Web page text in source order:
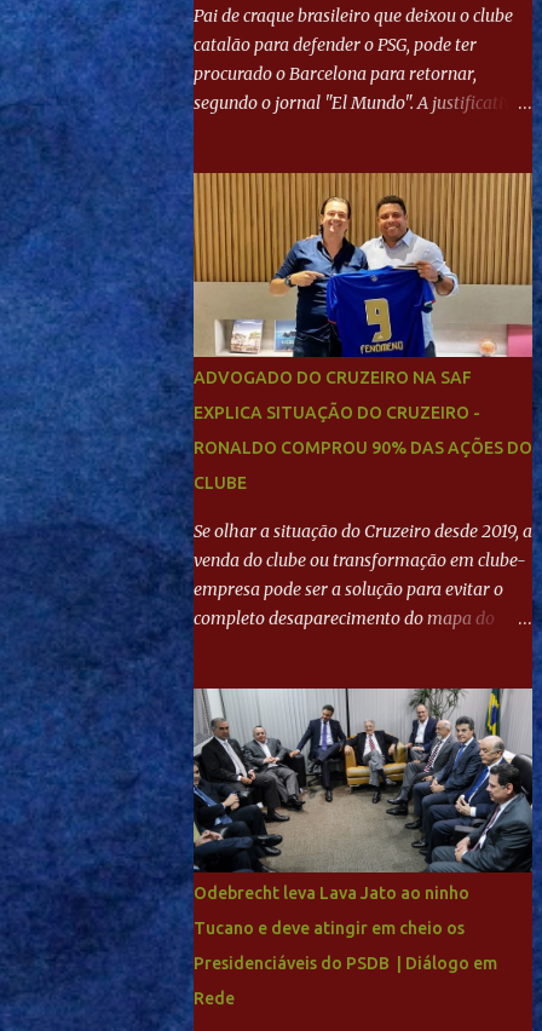
Pai de craque brasileiro que deixou o clube
catalão para defender o PSG, pode ter
procurado o Barcelona para retornar,
segundo o jornal "El Mundo". A justificativa
"Mundo Deportivo", o empresário, Neymar
Pai, negou NEYMAR NO BARCELONA?
Jornais internacional divulgam interesse do
jogador. Neymar Pai nega
ADVOGADO DO CRUZEIRO NA SAF
EXPLICA SITUAÇÃO DO CRUZEIRO -
RONALDO COMPROU 90% DAS AÇÕES DO
CLUBE
Se olhar a situação do Cruzeiro desde 2019, a
venda do clube ou transformação em clube-
empresa pode ser a solução para evitar o
completo desaparecimento do mapa do
de milhões agora seja mercantil. Segundo
apuração da Itatiaia, Fenômeno comprou
90% das ações por R$ 400 milhões. Aporte
feito imediatamente para pagamento de
dívidas emergenciais e investimentos no
departamento de futebol. O projeto
apresentado para a recuperação do
Ronaldo sendo solidário à dívida de R$ 1
bilhão a partir de agora, mais o peso que o
ex-atacante tem no mundo do futebol, além
Odebrecht leva Lava Jato ao ninho
Tucano e deve atingir em cheio os
Presidenciáveis do PSDB | Diálogo em
Rede